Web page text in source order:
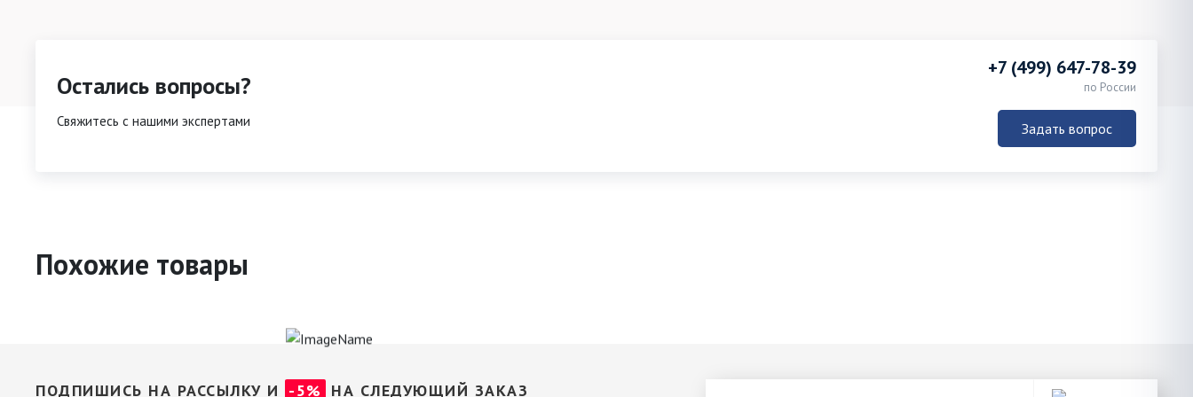
Остались вопросы?
Свяжитесь с нашими экспертами
+7 (499) 647-78-39
по России
Задать вопрос
Похожие товары
ПОДПИШИСЬ НА РАССЫЛКУ И -5% НА СЛЕДУЮЩИЙ ЗАКАЗ